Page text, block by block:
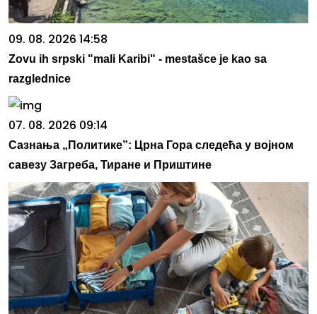
09. 08. 2026 14:58
Zovu ih srpski "mali Karibi" - mestašce je kao sa
razglednice
07. 08. 2026 09:14
Сазнања „Политике”: Црна Гора следећа у војном
савезу Загреба, Тиране и Приштине